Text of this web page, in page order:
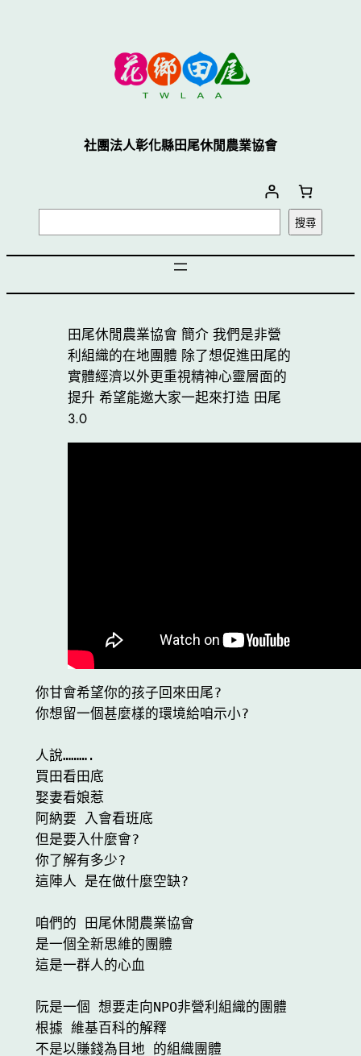
社團法人彰化縣田尾休閒農業協會
尋
搜尋
田尾休閒農業協會 簡介 我們是非營
利組織的在地團體 除了想促進田尾的
實體經濟以外更重視精神心靈層面的
提升 希望能邀大家一起來打造 田尾
3.0
你甘會希望你的孩子回來田尾?
你想留一個甚麼樣的環境給咱示小?
人說……….
買田看田底
娶妻看娘惹
阿納要 入會看班底
但是要入什麼會?
你了解有多少?
這陣人 是在做什麼空缺?
咱們的 田尾休閒農業協會
是一個全新思維的團體
這是一群人的心血
阮是一個 想要走向NPO非營利組織的團體
根據 維基百科的解釋
不是以賺錢為目地 的組織團體